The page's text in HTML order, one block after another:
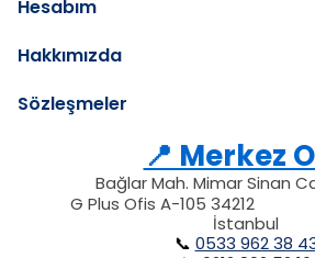
Hesabım
Hakkımızda
Sözleşmeler
📍 Merkez
Bağlar Mah. Mimar Sinan
G Plus Ofis A-105 34212
İstanbul
📞 0533 962 38